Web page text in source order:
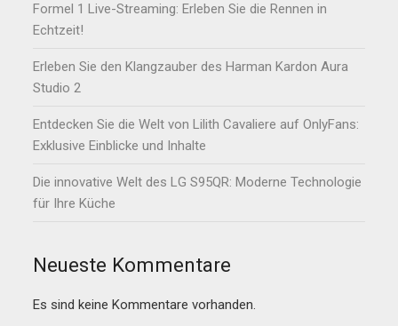
Formel 1 Live-Streaming: Erleben Sie die Rennen in
Echtzeit!
Erleben Sie den Klangzauber des Harman Kardon Aura
Studio 2
Entdecken Sie die Welt von Lilith Cavaliere auf OnlyFans:
Exklusive Einblicke und Inhalte
Die innovative Welt des LG S95QR: Moderne Technologie
für Ihre Küche
Neueste Kommentare
Es sind keine Kommentare vorhanden.